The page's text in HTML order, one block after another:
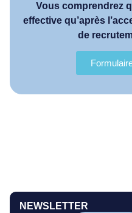
Vous comprendrez
effective qu’après
de
NEWSLETTER